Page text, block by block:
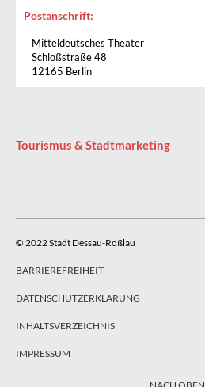
Postanschrift:
Mitteldeutsches Theater
Schloßstraße 48
12165 Berlin
Tourismus & Stadtmarketing
© 2022 Stadt Dessau-Roßlau
BARRIEREFREIHEIT
DATENSCHUTZERKLÄRUNG
INHALTSVERZEICHNIS
IMPRESSUM